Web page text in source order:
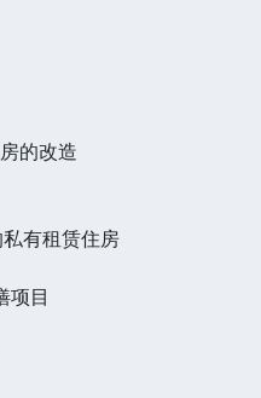
的改造
有租赁住房
项目